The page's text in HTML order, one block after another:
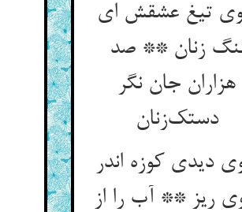
تیغ عشقش ای
زنان ** صد
هزاران جان نگر
دستک‌زنان
دیدی کوزه اندر
ریز ** آب را از